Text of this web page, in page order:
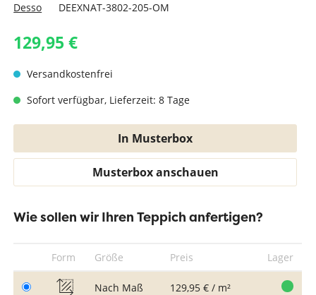
Desso DEEXNAT-3802-205-OM
129,95 €
Versandkostenfrei
Sofort verfügbar, Lieferzeit: 8 Tage
In Musterbox
Musterbox anschauen
Wie sollen wir Ihren Teppich anfertigen?
Form Größe Preis Lager
Nach Maß 129,95 € / m²